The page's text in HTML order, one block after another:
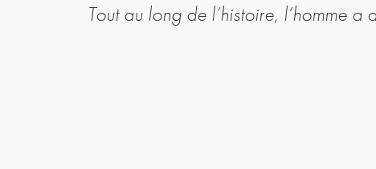
Tout au long de l’histoire, l’homme